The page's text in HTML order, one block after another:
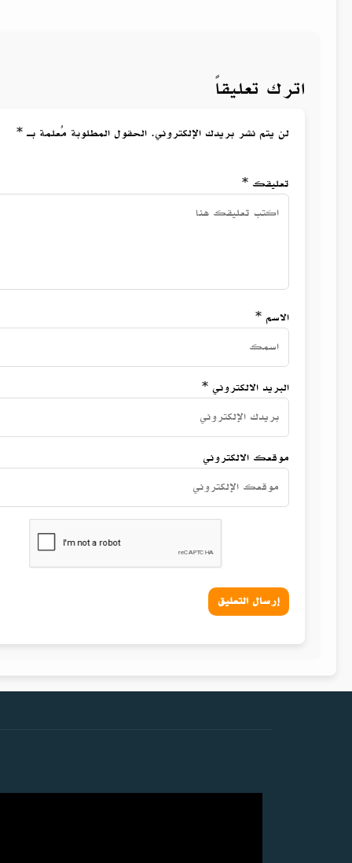
اترك تعليقاً
لن يتم نشر بريدك الإلكتروني. الحقول المطلوبة مُعلمة بـ *
تعليقك *
الاسم *
البريد الالكتروني *
موقعك الالكتروني
إرسال التعليق